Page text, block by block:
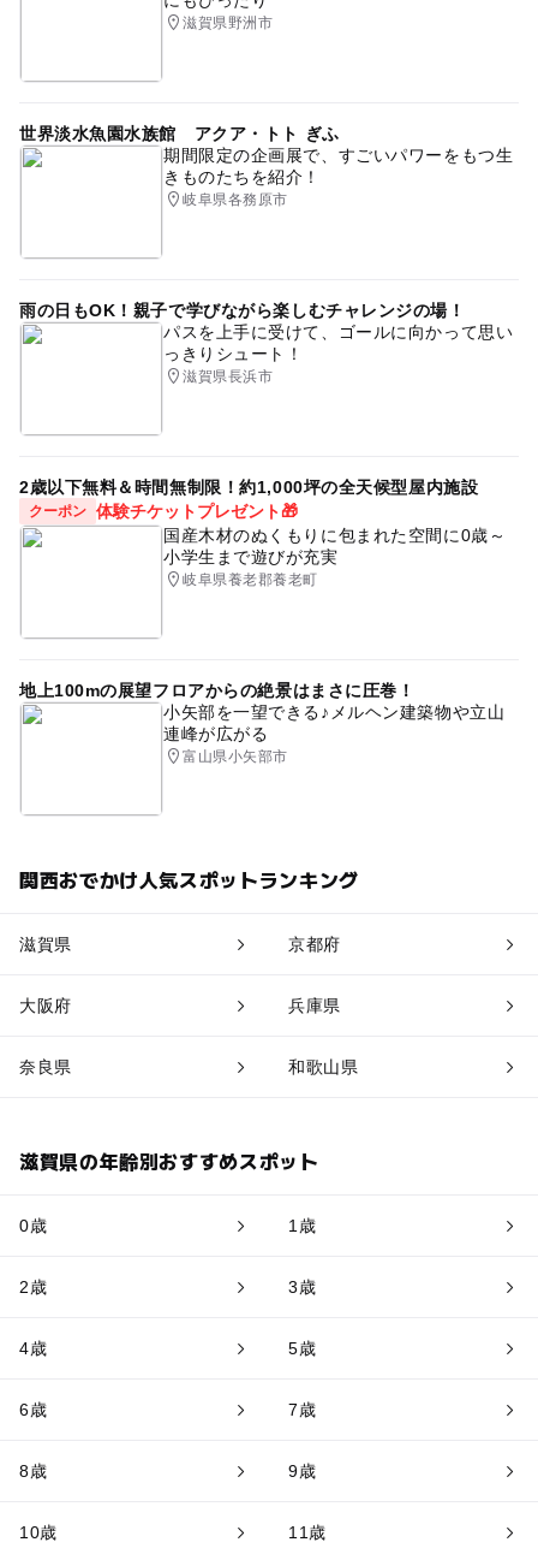
滋賀県野洲市
世界淡水魚園水族館 アクア・トト ぎふ
期間限定の企画展で、すごいパワーをもつ生
きものたちを紹介！
岐阜県各務原市
雨の日もOK！親子で学びながら楽しむチャレンジの場！
パスを上手に受けて、ゴールに向かって思い
っきりシュート！
滋賀県長浜市
2歳以下無料＆時間無制限！約1,000坪の全天候型屋内施設
クーポン 体験チケットプレゼント🎁
国産木材のぬくもりに包まれた空間に0歳～
小学生まで遊びが充実
岐阜県養老郡養老町
地上100mの展望フロアからの絶景はまさに圧巻！
小矢部を一望できる♪メルヘン建築物や立山
連峰が広がる
富山県小矢部市
関西おでかけ人気スポットランキング
滋賀県 京都府
大阪府 兵庫県
奈良県 和歌山県
滋賀県の年齢別おすすめスポット
0歳 1歳
2歳 3歳
4歳 5歳
6歳 7歳
8歳 9歳
10歳 11歳